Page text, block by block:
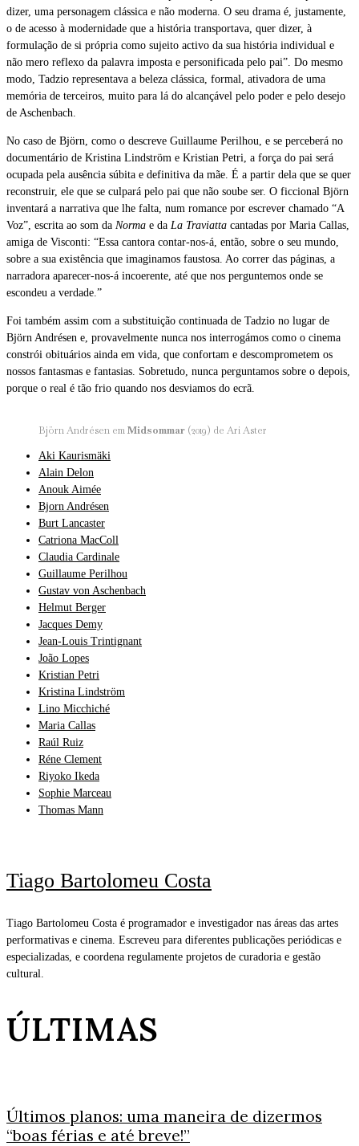
dizer, uma personagem clássica e não moderna. O seu drama é, justamente,
o de acesso à modernidade que a história transportava, quer dizer, à
formulação de si própria como sujeito activo da sua história individual e
não mero reflexo da palavra imposta e personificada pelo pai”. Do mesmo
modo, Tadzio representava a beleza clássica, formal, ativadora de uma
memória de terceiros, muito para lá do alcançável pelo poder e pelo desejo
de Aschenbach.
No caso de Björn, como o descreve Guillaume Perilhou, e se perceberá no
documentário de Kristina Lindström e Kristian Petri, a força do pai será
ocupada pela ausência súbita e definitiva da mãe. É a partir dela que se quer
reconstruir, ele que se culpará pelo pai que não soube ser. O ficcional Björn
inventará a narrativa que lhe falta, num romance por escrever chamado “A
Voz”, escrita ao som da Norma e da La Traviatta cantadas por Maria Callas,
amiga de Visconti: “Essa cantora contar-nos-á, então, sobre o seu mundo,
sobre a sua existência que imaginamos faustosa. Ao correr das páginas, a
narradora aparecer-nos-á incoerente, até que nos perguntemos onde se
escondeu a verdade.”
Foi também assim com a substituição continuada de Tadzio no lugar de
Björn Andrésen e, provavelmente nunca nos interrogámos como o cinema
constrói obituários ainda em vida, que confortam e descomprometem os
nossos fantasmas e fantasias. Sobretudo, nunca perguntamos sobre o depois,
porque o real é tão frio quando nos desviamos do ecrã.
Björn Andrésen emMidsommar (2019) de Ari Aster
Aki Kaurismäki
Alain Delon
Anouk Aimée
Bjorn Andrésen
Burt Lancaster
Catriona MacColl
Claudia Cardinale
Guillaume Perilhou
Gustav von Aschenbach
Helmut Berger
Jacques Demy
Jean-Louis Trintignant
João Lopes
Kristian Petri
Kristina Lindström
Lino Micchiché
Maria Callas
Raúl Ruiz
Réne Clement
Riyoko Ikeda
Sophie Marceau
Thomas Mann
Tiago Bartolomeu Costa
Tiago Bartolomeu Costa é programador e investigador nas áreas das artes
performativas e cinema. Escreveu para diferentes publicações periódicas e
especializadas, e coordena regulamente projetos de curadoria e gestão
cultural.
ÚLTIMAS
Últimos planos: uma maneira de dizermos
“boas férias e até breve!”